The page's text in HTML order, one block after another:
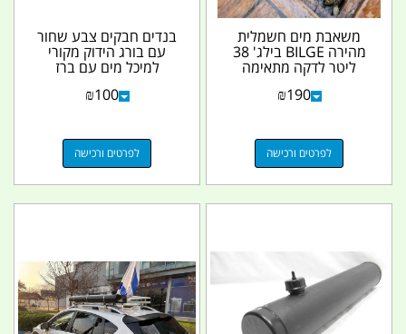
משאבת מים חשמלית
מהירה BILGE בילג' 38
ליטר לדקה מתאימה
וולט...₪190
לפרטים ורכישה
בנדים חבקים צבע שחור
עם בורג הידוק מקורי
למיכל מים עם ברז
₪100
לפרטים ורכישה